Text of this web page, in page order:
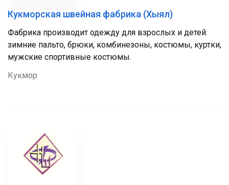
Кукморская швейная фабрика (Хыял)
Фабрика производит одежду для взрослых и детей:
зимние пальто, брюки, комбинезоны, костюмы, куртки,
мужские спортивные костюмы.
Кукмор